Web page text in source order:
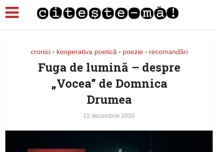
cronici • kooperativa poetică • poezie • recomandări
Fuga de lumină – despre
„Vocea” de Domnica
Drumea
22 decembrie 2020